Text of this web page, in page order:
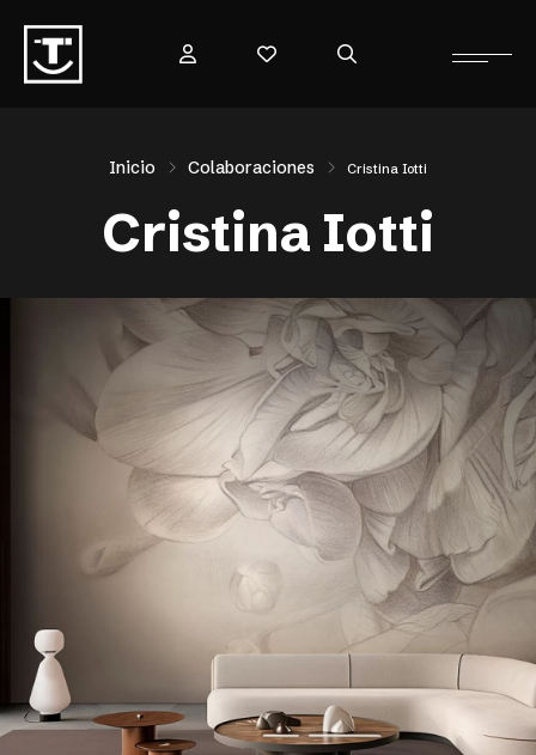
Inicio Colaboraciones Cristina Iotti
Cristina Iotti